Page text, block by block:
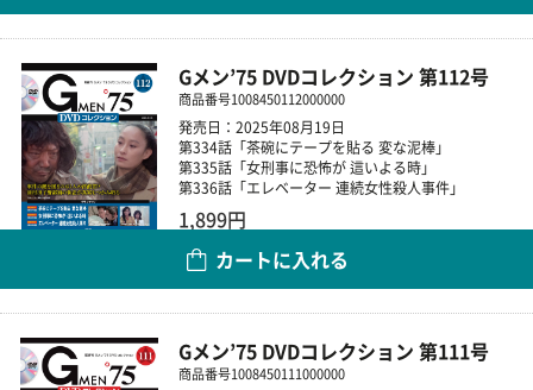
Gメン’75 DVDコレクション 第112号
商品番号1008450112000000
発売日：2025年08月19日
第334話「茶碗にテープを貼る 変な泥棒」
第335話「女刑事に恐怖が 這いよる時」
第336話「エレベーター 連続女性殺人事件」
1,899円
カートに入れる
Gメン’75 DVDコレクション 第111号
商品番号1008450111000000